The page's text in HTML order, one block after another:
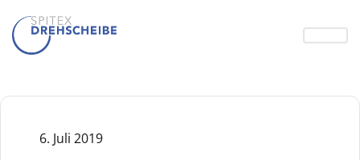
6. Juli 2019